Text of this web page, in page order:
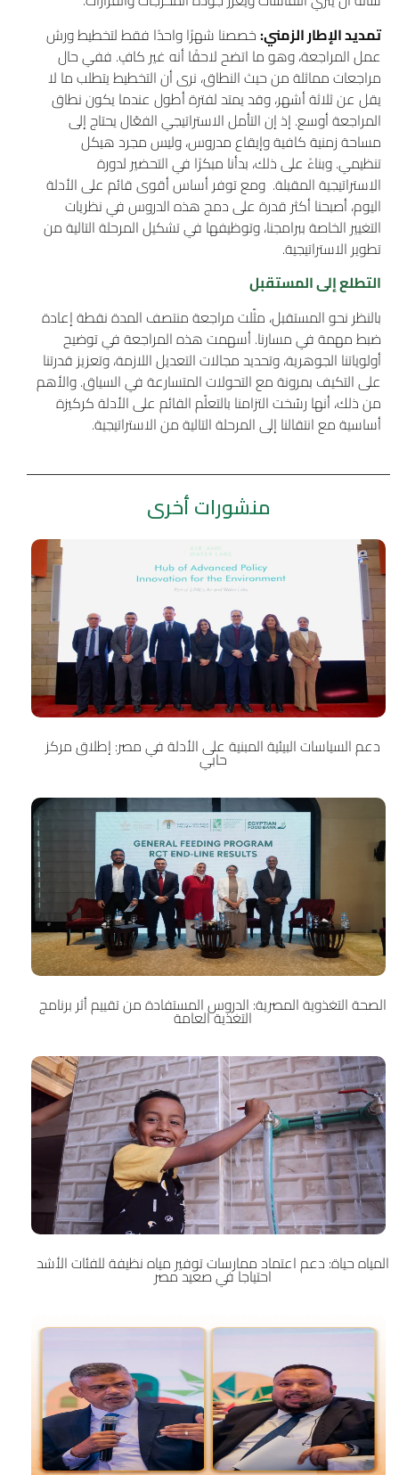
تمديد الإطار الزمني:خصصنا شهرًا واحدًا فقط لتخطيط ورش
عمل المراجعة، وهو ما اتضح لاحقًا أنه غير كافٍ. ففي حال
مراجعات مماثلة من حيث النطاق، نرى أن التخطيط يتطلب ما لا
يقل عن ثلاثة أشهر، وقد يمتد لفترة أطول عندما يكون نطاق
المراجعة أوسع. إذ إن التأمل الاستراتيجي الفعّال يحتاج إلى
مساحة زمنية كافية وإيقاع مدروس، وليس مجرد هيكل
تنظيمي. وبناءً على ذلك، بدأنا مبكرًا في التحضير لدورة
الاستراتيجية المقبلة. ومع توفر أساس أقوى قائم على الأدلة
اليوم، أصبحنا أكثر قدرة على دمج هذه الدروس في نظريات
التغيير الخاصة ببرامجنا، وتوظيفها في تشكيل المرحلة التالية من
تطوير الاستراتيجية.
التطلع إلى المستقبل
بالنظر نحو المستقبل، مثّلت مراجعة منتصف المدة نقطة إعادة
ضبط مهمة في مسارنا. أسهمت هذه المراجعة في توضيح
أولوياتنا الجوهرية، وتحديد مجالات التعديل اللازمة، وتعزيز قدرتنا
على التكيف بمرونة مع التحولات المتسارعة في السياق. والأهم
من ذلك، أنها رسّخت التزامنا بالتعلّم القائم على الأدلة كركيزة
أساسية مع انتقالنا إلى المرحلة التالية من الاستراتيجية.
منشورات أخرى
دعم السياسات البيئية المبنية على الأدلة في مصر: إطلاق مركز
حابي
الصحة التغذوية المصرية: الدروس المستفادة من تقييم أثر برنامج
التغذية العامة
المياه حياة: دعم اعتماد ممارسات توفير مياه نظيفة للفئات الأشد
احتياجا في صعيد مصر